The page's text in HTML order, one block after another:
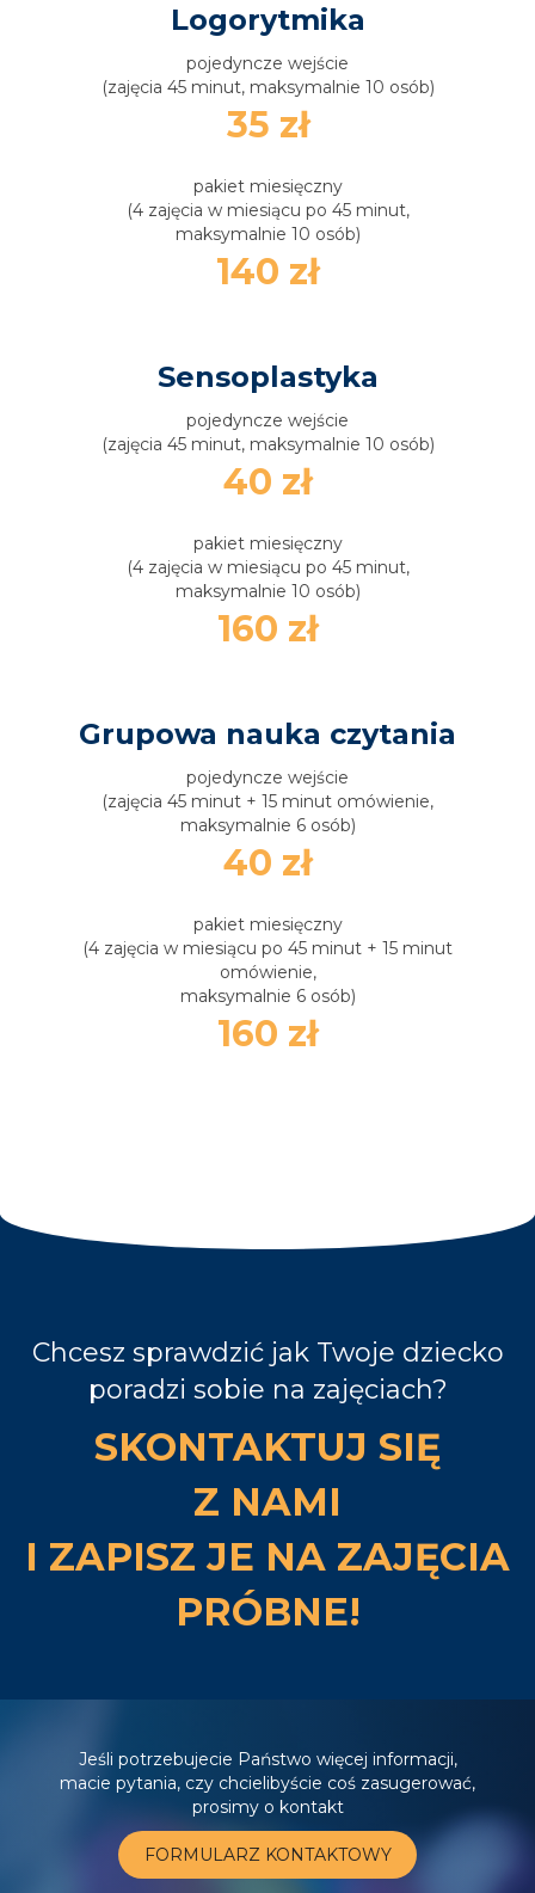
Logorytmika
pojedyncze wejście
(zajęcia 45 minut, maksymalnie 10 osób)
35 zł
pakiet miesięczny
(4 zajęcia w miesiącu po 45 minut,
maksymalnie 10 osób)
140 zł
Sensoplastyka
pojedyncze wejście
(zajęcia 45 minut, maksymalnie 10 osób)
40 zł
pakiet miesięczny
(4 zajęcia w miesiącu po 45 minut,
maksymalnie 10 osób)
160 zł
Grupowa nauka czytania
pojedyncze wejście
(zajęcia 45 minut + 15 minut omówienie,
maksymalnie 6 osób)
40 zł
pakiet miesięczny
(4 zajęcia w miesiącu po 45 minut + 15 minut
omówienie,
maksymalnie 6 osób)
160 zł
Chcesz sprawdzić jak Twoje dziecko
poradzi sobie na zajęciach?
SKONTAKTUJ SIĘ
Z NAMI
I ZAPISZ JE NA ZAJĘCIA
PRÓBNE!
Jeśli potrzebujecie Państwo więcej informacji,
macie pytania, czy chcielibyście coś zasugerować,
prosimy o kontakt
FORMULARZ KONTAKTOWY